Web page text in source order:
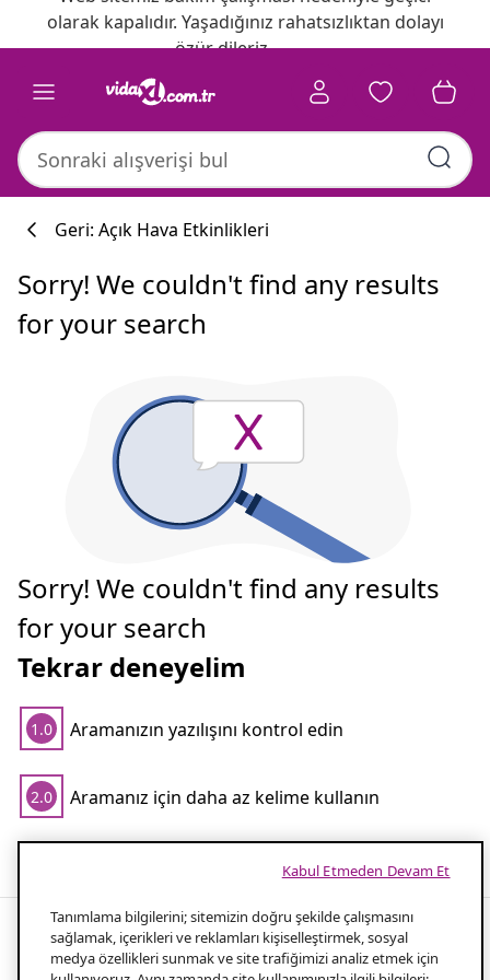
olarak kapalıdır. Yaşadığınız rahatsızlıktan dolayı
özür dileriz.
Geri: Açık Hava Etkinlikleri
Sorry! We couldn't find any results
for your search
Sorry! We couldn't find any results
for your search
Tekrar deneyelim
1.0 Aramanızın yazılışını kontrol edin
2.0 Aramanız için daha az kelime kullanın
Popüler aramalar
Enjoy great outdoor fun with garden
Tanımlama bilgilerini; sitemizin doğru şekilde çalışmasını
sağlamak, içerikleri ve reklamları kişiselleştirmek, sosyal
medya özellikleri sunmak ve site trafiğimizi analiz etmek için
Kabul Etmeden Devam Et